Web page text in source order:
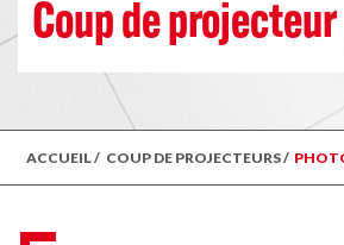
Coup de projecteur
ACCUEIL/ COUP DE PROJECTEURS/